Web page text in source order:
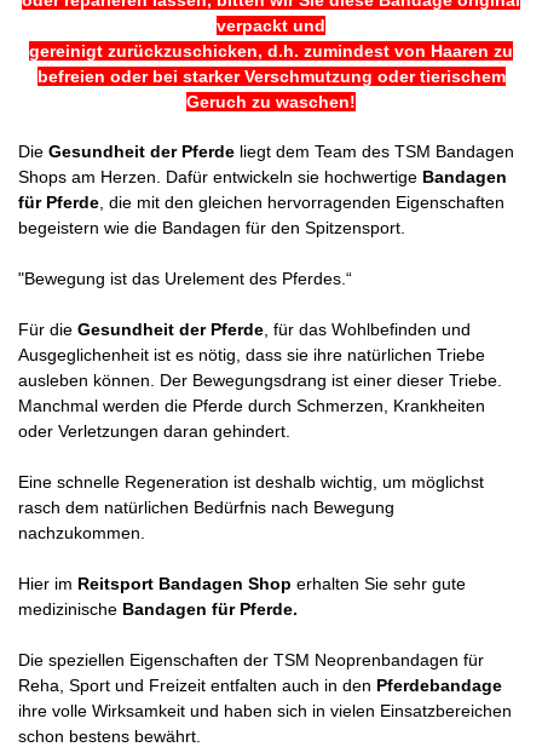
verpackt und
gereinigt zurückzuschicken, d.h. zumindest von Haaren zu
befreien oder bei starker Verschmutzung oder tierischem
Geruch zu waschen!
Die Gesundheit der Pferde liegt dem Team des TSM Bandagen
Shops am Herzen. Dafür entwickeln sie hochwertige Bandagen
für Pferde , die mit den gleichen hervorragenden Eigenschaften
begeistern wie die Bandagen für den Spitzensport.
"Bewegung ist das Urelement des Pferdes.“
Für die Gesundheit der Pferde , für das Wohlbefinden und
Ausgeglichenheit ist es nötig, dass sie ihre natürlichen Triebe
ausleben können. Der Bewegungsdrang ist einer dieser Triebe.
Manchmal werden die Pferde durch Schmerzen, Krankheiten
oder Verletzungen daran gehindert.
Eine schnelle Regeneration ist deshalb wichtig, um möglichst
rasch dem natürlichen Bedürfnis nach Bewegung
nachzukommen.
Hier im Reitsport Bandagen Shop erhalten Sie sehr gute
medizinische Bandagen für Pferde.
Die speziellen Eigenschaften der TSM Neoprenbandagen für
Reha, Sport und Freizeit entfalten auch in den Pferdebandage
ihre volle Wirksamkeit und haben sich in vielen Einsatzbereichen
schon bestens bewährt.